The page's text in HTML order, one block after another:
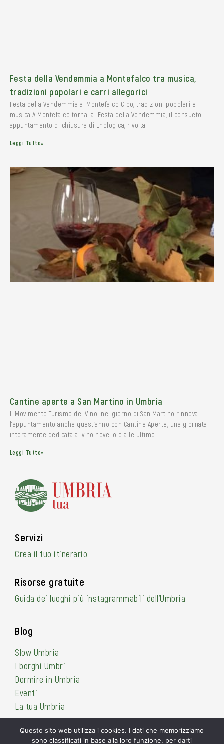
Festa della Vendemmia a Montefalco tra musica,
tradizioni popolari e carri allegorici
Festa della Vendemmia a Montefalco Cibo, tradizioni popolari e
musica A Montefalco torna la Festa della Vendemmia, il consueto
appuntamento di chiusura di Enologica, rivolta
Leggi Tutto»
Cantine aperte a San Martino in Umbria
Il Movimento Turismo del Vino nel giorno di San Martino rinnova
l’appuntamento anche quest’anno con Cantine Aperte, una giornata
interamente dedicata al vino novello e alle ultime
Leggi Tutto»
Servizi
Crea il tuo itinerario
Risorse gratuite
Guida dei luoghi più instagrammabili dell’Umbria
Blog
Slow Umbria
I borghi Umbri
Dormire in Umbria
Eventi
La tua Umbria
Questo sito web utilizza i cookies. I dati che memorizziamo
sono classificati in base alla loro funzione, per darti